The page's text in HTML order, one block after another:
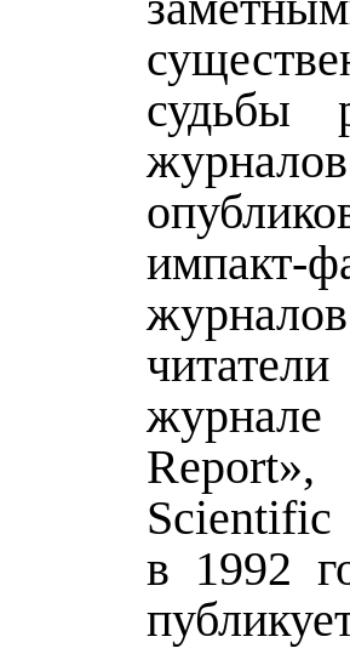
судьбы
импакт-
Report»,
Scientific
в 1992